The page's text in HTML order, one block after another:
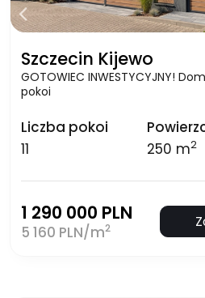
Szczecin Kijewo
GOTOWIEC INWESTYCYJNY!
pokoi
Liczba pokoi
11
250 m2
1 290 000 PLN
5 160 PLN/m2